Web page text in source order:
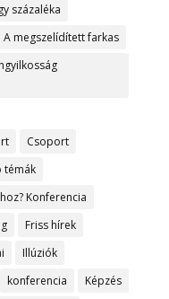
százaléka
A megszelídített farkas
Csoport
témák
Konferencia
Friss hírek
Illúziók
konferencia
Képzés